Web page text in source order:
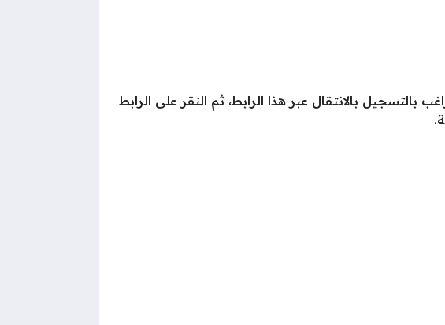
بالتسجيل بالانتقال عبر هذا الرابط، ثم النقر على الرابط